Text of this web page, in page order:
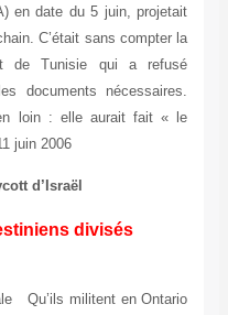
en date du 5 juin, projetait
C’était sans compter la
de Tunisie qui a refusé
documents nécessaires.
loin : elle aurait fait « le
juin 2006
d’Israël
divisés
Qu’ils militent en Ontario